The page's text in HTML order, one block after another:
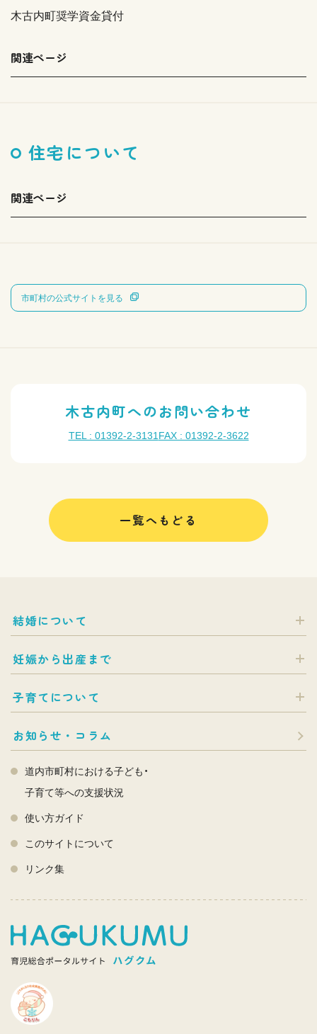
木古内町奨学資金貸付
関連ページ
住宅について
関連ページ
市町村の公式サイトを見る
木古内町へのお問い合わせ
TEL : 01392-2-3131 FAX : 01392-2-3622
一覧へもどる
結婚について
妊娠から出産まで
子育てについて
お知らせ・コラム
道内市町村における子ども・
子育て等への支援状況
使い方ガイド
このサイトについて
リンク集